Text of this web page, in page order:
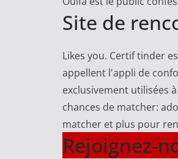
Site de
Likes you. Certif tinder
appellent l'appli de
exclusivement utilisées
chances de matcher:
matcher et plus pour
Rejoignez-